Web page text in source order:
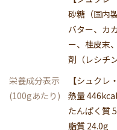
砂糖（国内
バター、カ
ー、桂皮末
剤（レシチ
栄養成分表示
(100gあたり)
【シュクレ
熱量 446kcal
たんぱく質
脂質 24.0g